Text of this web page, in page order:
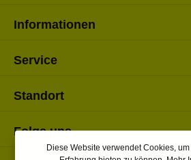
Informationen
Service
Standort
Folge uns
Diese Website verwendet Cookies,